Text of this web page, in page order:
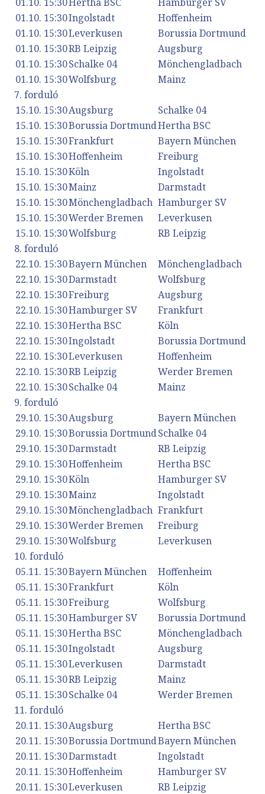
01.10. 15:30Ingolstadt
Hoffenheim
01.10. 15:30Leverkusen
Borussia Dortmund
01.10. 15:30RB Leipzig
Augsburg
01.10. 15:30Schalke 04
Mönchengladbach
01.10. 15:30Wolfsburg
Mainz
7. forduló
15.10. 15:30Augsburg
Schalke 04
15.10. 15:30Borussia DortmundHertha BSC
15.10. 15:30Frankfurt
Bayern München
15.10. 15:30Hoffenheim
Freiburg
15.10. 15:30Köln
Ingolstadt
15.10. 15:30Mainz
Darmstadt
15.10. 15:30Mönchengladbach Hamburger SV
15.10. 15:30Werder Bremen
Leverkusen
15.10. 15:30Wolfsburg
RB Leipzig
8. forduló
22.10. 15:30Bayern München
Mönchengladbach
22.10. 15:30Darmstadt
Wolfsburg
22.10. 15:30Freiburg
Augsburg
22.10. 15:30Hamburger SV
Frankfurt
22.10. 15:30Hertha BSC
Köln
22.10. 15:30Ingolstadt
Borussia Dortmund
22.10. 15:30Leverkusen
Hoffenheim
22.10. 15:30RB Leipzig
Werder Bremen
22.10. 15:30Schalke 04
Mainz
9. forduló
29.10. 15:30Augsburg
Bayern München
29.10. 15:30Borussia DortmundSchalke 04
29.10. 15:30Darmstadt
RB Leipzig
29.10. 15:30Hoffenheim
Hertha BSC
29.10. 15:30Köln
Hamburger SV
29.10. 15:30Mainz
Ingolstadt
29.10. 15:30Mönchengladbach Frankfurt
29.10. 15:30Werder Bremen
Freiburg
29.10. 15:30Wolfsburg
Leverkusen
10. forduló
05.11. 15:30Bayern München
Hoffenheim
05.11. 15:30Frankfurt
Köln
05.11. 15:30Freiburg
Wolfsburg
05.11. 15:30Hamburger SV
Borussia Dortmund
05.11. 15:30Hertha BSC
Mönchengladbach
05.11. 15:30Ingolstadt
Augsburg
05.11. 15:30Leverkusen
Darmstadt
05.11. 15:30RB Leipzig
Mainz
05.11. 15:30Schalke 04
Werder Bremen
11. forduló
20.11. 15:30Augsburg
Hertha BSC
20.11. 15:30Borussia DortmundBayern München
20.11. 15:30Darmstadt
Ingolstadt
20.11. 15:30Hoffenheim
Hamburger SV
20.11. 15:30Leverkusen
RB Leipzig